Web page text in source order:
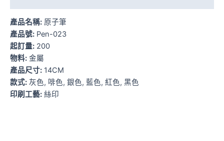
產品名稱: 原子筆
產品號: Pen-023
起訂量: 200
物料: 金屬
產品尺寸: 14CM
款式: 灰色, 啡色, 銀色, 藍色, 紅色, 黑色
印刷工藝: 絲印